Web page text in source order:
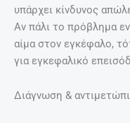
υπάρχει κίνδυνος
Αν πάλι το πρόβλημα
αίμα στον εγκέφαλο,
για εγκεφαλικό
Διάγνωση &